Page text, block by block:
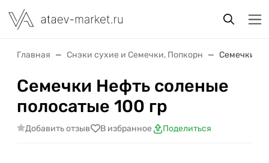
Главная Снэки сухие и Семечки, Попкорн Семечки
Семечки Нефть соленые
полосатые 100 гр
Добавить отзыв В избранное Поделиться